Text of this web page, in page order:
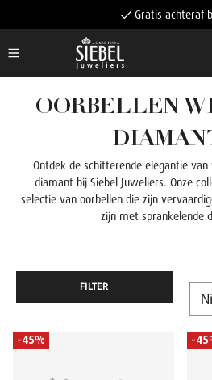
Gratis achteraf
OORBELLEN
Ontdek de schitterende elegantie
diamant bij Siebel Juweliers. Onze
selectie van oorbellen die zijn
zijn met sprankelende
FILTER
-45% -